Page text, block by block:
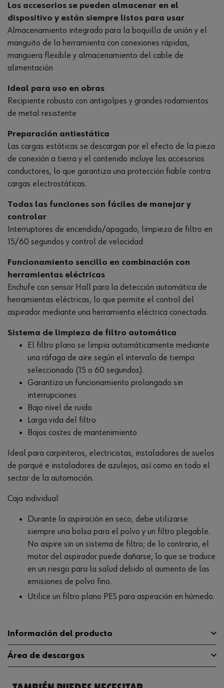
Los accesorios se pueden almacenar en el
dispositivo y están siempre listos para usar
Almacenamiento integrado para la boquilla de unión y el
manguito de la herramienta con conexiones rápidas,
manguera flexible y almacenamiento del cable de
alimentación
Ideal para uso en obras
Recipiente robusto con antigolpes y grandes rodamientos
de metal resistente
Preparación antiestática
Las cargas estáticas se descargan por el efecto de la pieza
de conexión a tierra y el contenido incluye los accesorios
conductores, lo que garantiza una protección fiable contra
cargas electrostáticas.
Todas las funciones son fáciles de manejar y
controlar
Interruptores de encendido/apagado, limpieza de filtro en
15/60 segundos y control de velocidad
Funcionamiento sencillo en combinación con
herramientas eléctricas
Enchufe con sensor Hall para la detección automática de
herramientas eléctricas, lo que permite el control del
aspirador mediante una herramienta eléctrica conectada.
Sistema de limpieza de filtro automática
El filtro plano se limpia automáticamente mediante
una ráfaga de aire según el intervalo de tiempo
seleccionado (15 o 60 segundos).
Garantiza un funcionamiento prolongado sin
interrupciones
Bajo nivel de ruido
Larga vida del filtro
Bajos costes de mantenimiento
Ideal para carpinteros, electricistas, instaladores de suelos
de parqué e instaladores de azulejos, así como en todo el
sector de la automoción.
Caja individual
Durante la aspiración en seco, debe utilizarse
siempre una bolsa para el polvo y un filtro plegable.
No aspire sin un sistema de filtro; de lo contrario, el
motor del aspirador puede dañarse, lo que se traduce
en un riesgo para la salud debido al aumento de las
emisiones de polvo fino.
Utilice un filtro plano PES para aspiración en húmedo.
Información del producto
Capacidad del recipiente 30 l
Peso del material fungible 0.2 kg
Área de descargas